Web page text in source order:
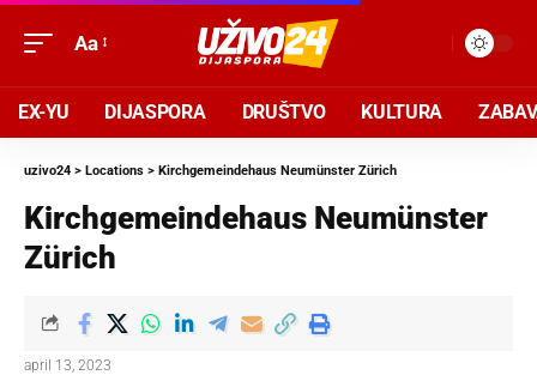
Aa
EX-YU DIJASPORA DRUŠTVO KULTURA
uzivo24 > Locations > Kirchgemeindehaus Neumünster Zürich
Kirchgemeindehaus Neumünster
Zürich
april 13, 2023